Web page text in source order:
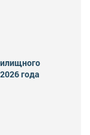
года